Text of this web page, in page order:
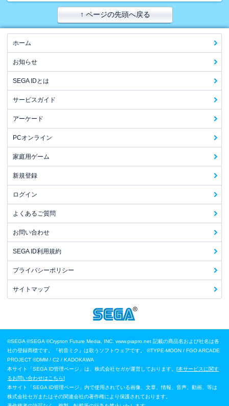
↑ ページの先頭へ戻る
ホーム
お知らせ
SEGA IDとは
サービスガイド
アーケード
PCオンライン
家庭用ゲーム
新規登録
ログイン
よくあるご質問
お問い合わせ
SEGA ID利用規約
プライバシーポリシー
サイトマップ
©SEGA ©SEGA ©Crypton Future Media, INC. www.piapro.net 記載の商品名および社名は各
社の登録商標です。『初音ミク』は歌うソフトウェアです。
©TYPE-MOON / FGO ARCADE
PROJECT ©DMM / C2 / KADOKAWA
本サイト「SEGA ID管理ページ」は、株式会社セガが運営しております。[本サービスに関す
るお問い合わせはこちら]
本サイト「SEGA ID管理ページ」内で使用されている画像、文章、情報、音声、動画、等は
株式会社セガまたはその関連会社の著作権により保護されております。